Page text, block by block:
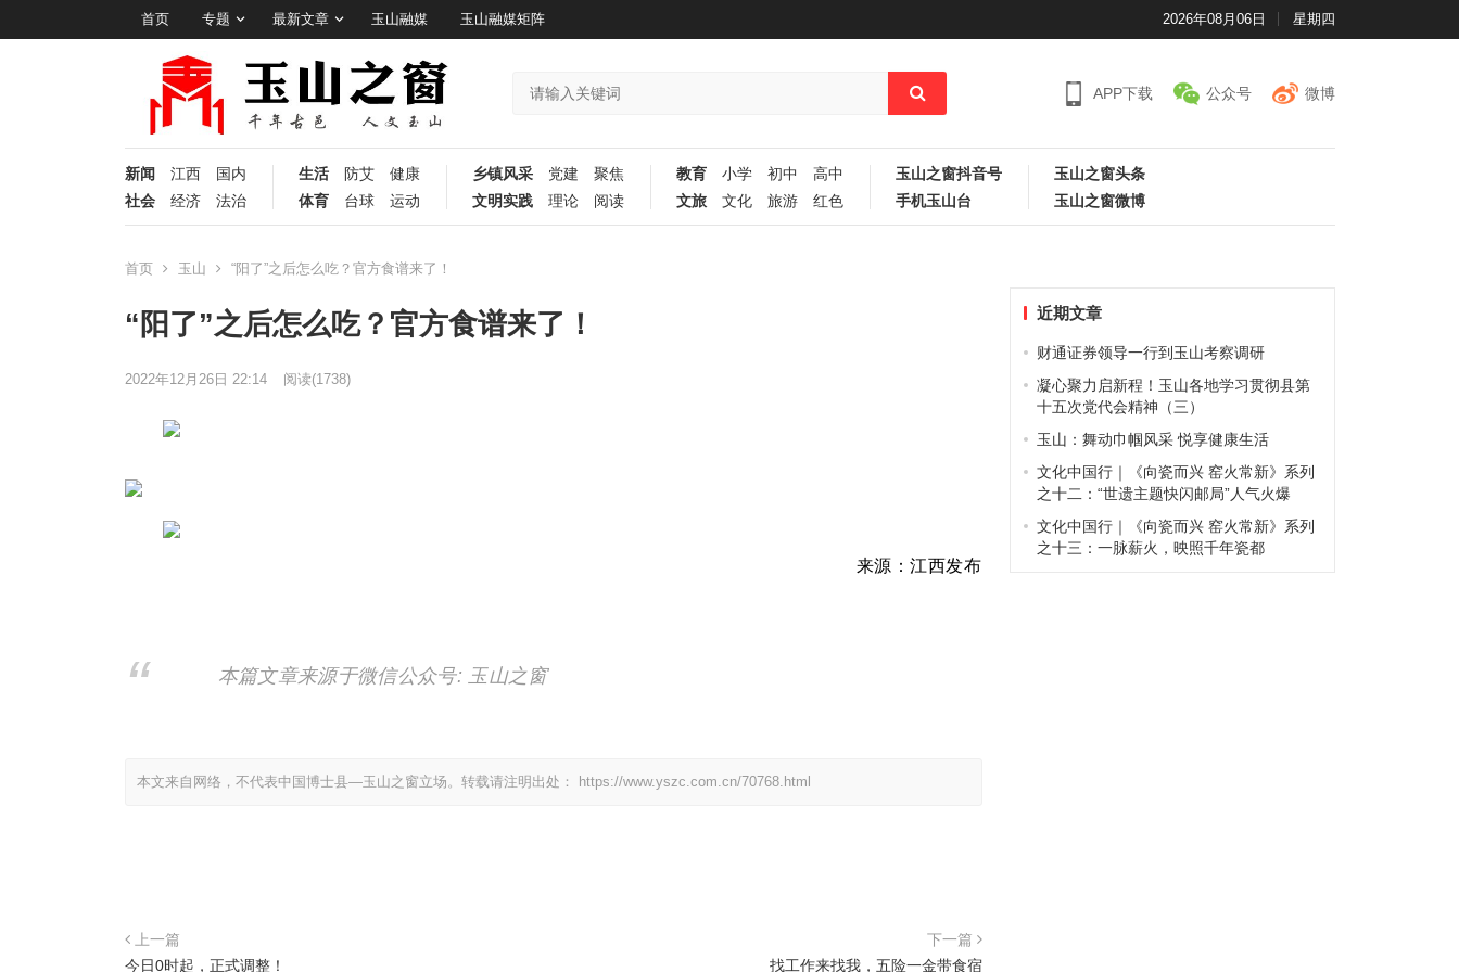
首页 专题 最新文章 玉山融媒 玉山融媒矩阵 2026年08月06日 星期四
APP下载 公众号 微博
新闻 江西
国内
社会
经济 法治
生活 防艾
健康
体育
台球 运动
乡镇风采 党建
聚焦
文明实践
理论 阅读
教育 小学 初中
高中
文旅
文化 旅游 红色
玉山之窗抖音号
手机玉山台
玉山之窗头条
玉山之窗微博
首页 玉山 “阳了”之后怎么吃？官方食谱来了！
“阳了”之后怎么吃？官方食谱来了！
2022年12月26日 22:14 阅读(1738)
来源：江西发布
本篇文章来源于微信公众号: 玉山之窗
本文来自网络，不代表中国博士县—玉山之窗立场。转载请注明出处： https://www.yszc.com.cn/70768.html
上一篇
今日0时起，正式调整！
下一篇
找工作来找我，五险一金带食宿
近期文章
财通证券领导一行到玉山考察调研
凝心聚力启新程！玉山各地学习贯彻县第
十五次党代会精神（三）
玉山：舞动巾帼风采 悦享健康生活
文化中国行｜《向瓷而兴 窑火常新》系列
之十二：“世遗主题快闪邮局”人气火爆
文化中国行｜《向瓷而兴 窑火常新》系列
之十三：一脉薪火，映照千年瓷都